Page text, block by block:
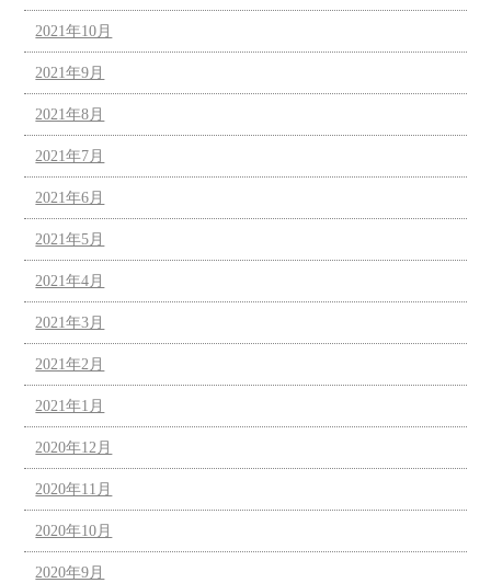
2021年10月
2021年9月
2021年8月
2021年7月
2021年6月
2021年5月
2021年4月
2021年3月
2021年2月
2021年1月
2020年12月
2020年11月
2020年10月
2020年9月